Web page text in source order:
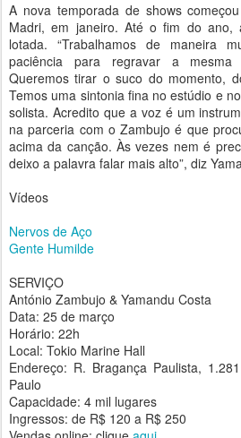
A nova temporada de shows
Madri, em janeiro. Até o fim do ano,
lotada. “Trabalhamos de maneira
paciência para regravar a mesma
Queremos tirar o suco do momento,
Temos uma sintonia fina no estúdio e
solista. Acredito que a voz é um
na parceria com o Zambujo é que
acima da canção. Às vezes nem é
deixo a palavra falar mais alto”, diz
Vídeos
Nervos de Aço
Gente Humilde
SERVIÇO
António Zambujo & Yamandu Costa
Data: 25 de março
Horário: 22h
Local: Tokio Marine Hall
Endereço: R. Bragança Paulista,
Paulo
Capacidade: 4 mil lugares
Ingressos: de R$ 120 a R$ 250